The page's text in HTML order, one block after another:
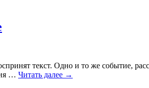
текст. Одно и то же событие,
… Читать далее →